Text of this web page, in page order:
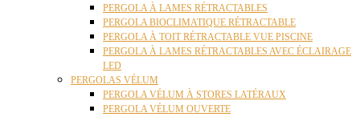
PERGOLA À LAMES RÉTRACTABLES
PERGOLA BIOCLIMATIQUE RÉTRACTABLE
PERGOLA À TOIT RÉTRACTABLE VUE PISCINE
PERGOLA À LAMES RÉTRACTABLES AVEC ÉCLAIRAGE
LED
PERGOLAS VÉLUM
PERGOLA VÉLUM À STORES LATÉRAUX
PERGOLA VÉLUM OUVERTE